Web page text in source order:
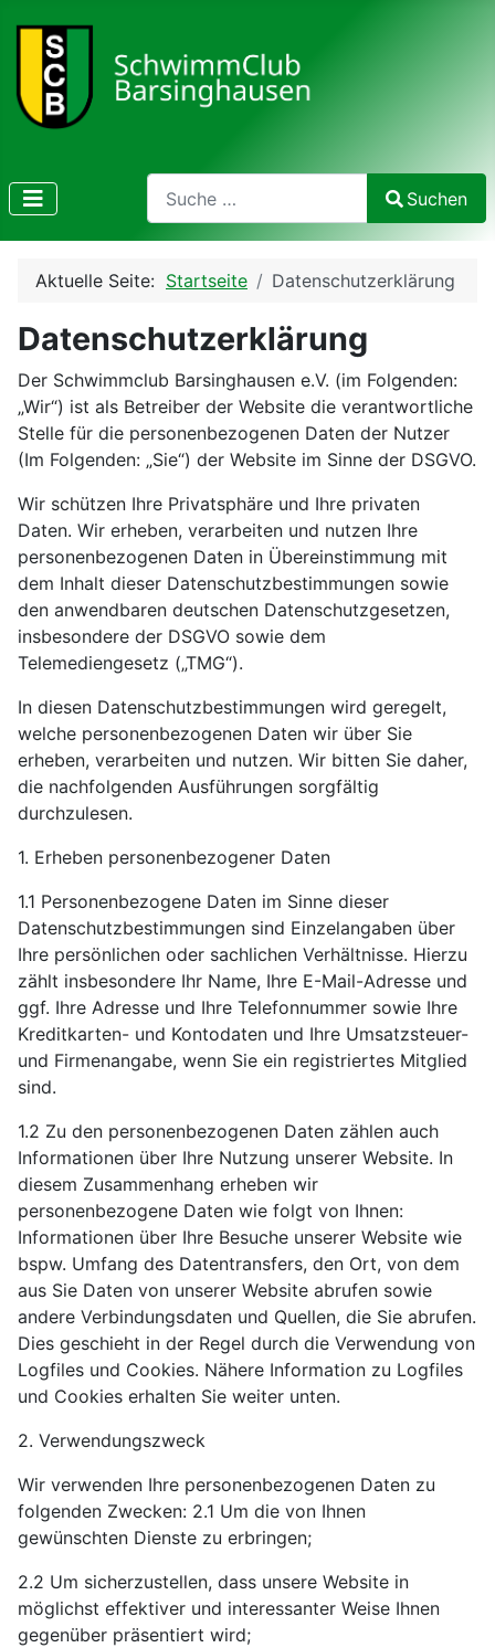
Search
Type 2 or more characters for results.
Suchen
Aktuelle Seite: Startseite Datenschutzerklärung
Datenschutzerklärung
Der Schwimmclub Barsinghausen e.V. (im Folgenden:
„Wir“) ist als Betreiber der Website die verantwortliche
Stelle für die personenbezogenen Daten der Nutzer
(Im Folgenden: „Sie“) der Website im Sinne der DSGVO.
Wir schützen Ihre Privatsphäre und Ihre privaten
Daten. Wir erheben, verarbeiten und nutzen Ihre
personenbezogenen Daten in Übereinstimmung mit
dem Inhalt dieser Datenschutzbestimmungen sowie
den anwendbaren deutschen Datenschutzgesetzen,
insbesondere der DSGVO sowie dem
Telemediengesetz („TMG“).
In diesen Datenschutzbestimmungen wird geregelt,
welche personenbezogenen Daten wir über Sie
erheben, verarbeiten und nutzen. Wir bitten Sie daher,
die nachfolgenden Ausführungen sorgfältig
durchzulesen.
1. Erheben personenbezogener Daten
1.1 Personenbezogene Daten im Sinne dieser
Datenschutzbestimmungen sind Einzelangaben über
Ihre persönlichen oder sachlichen Verhältnisse. Hierzu
zählt insbesondere Ihr Name, Ihre E-Mail-Adresse und
ggf. Ihre Adresse und Ihre Telefonnummer sowie Ihre
Kreditkarten- und Kontodaten und Ihre Umsatzsteuer-
und Firmenangabe, wenn Sie ein registriertes Mitglied
sind.
1.2 Zu den personenbezogenen Daten zählen auch
Informationen über Ihre Nutzung unserer Website. In
diesem Zusammenhang erheben wir
personenbezogene Daten wie folgt von Ihnen:
Informationen über Ihre Besuche unserer Website wie
bspw. Umfang des Datentransfers, den Ort, von dem
aus Sie Daten von unserer Website abrufen sowie
andere Verbindungsdaten und Quellen, die Sie abrufen.
Dies geschieht in der Regel durch die Verwendung von
Logfiles und Cookies. Nähere Information zu Logfiles
und Cookies erhalten Sie weiter unten.
2. Verwendungszweck
Wir verwenden Ihre personenbezogenen Daten zu
folgenden Zwecken: 2.1 Um die von Ihnen
gewünschten Dienste zu erbringen;
2.2 Um sicherzustellen, dass unsere Website in
möglichst effektiver und interessanter Weise Ihnen
gegenüber präsentiert wird;